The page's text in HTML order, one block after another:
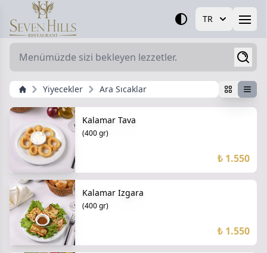
TR
Yiyecekler Ara Sıcaklar
Kalamar Tava
(400 gr)
₺ 1.550
Kalamar Izgara
(400 gr)
₺ 1.550